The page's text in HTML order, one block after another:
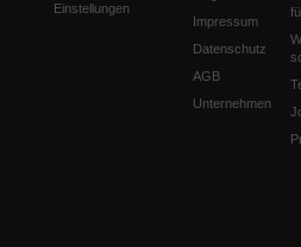
Einstellungen
Impressum
Datenschutz
AGB
Unternehmen